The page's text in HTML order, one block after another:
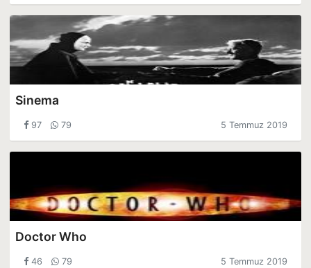
Sinema
97 79 5 Temmuz 2019
Doctor Who
46 79 5 Temmuz 2019